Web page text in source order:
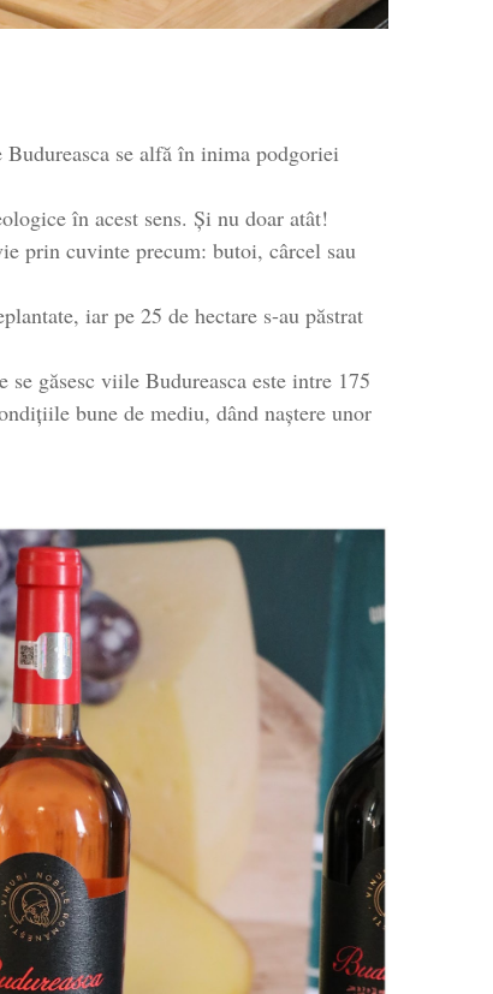
se alfă în inima podgoriei
în acest sens. Și nu doar atât!
prin cuvinte precum: butoi, cârcel sau
iar pe 25 de hectare s-au păstrat
găsesc viile Budureasca este intre 175
bune de mediu, dând naștere unor